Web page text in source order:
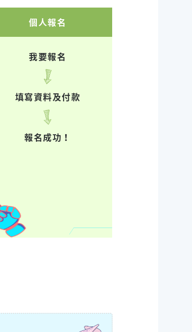
個人報名
我要報名
填寫資料及付款
報名成功！